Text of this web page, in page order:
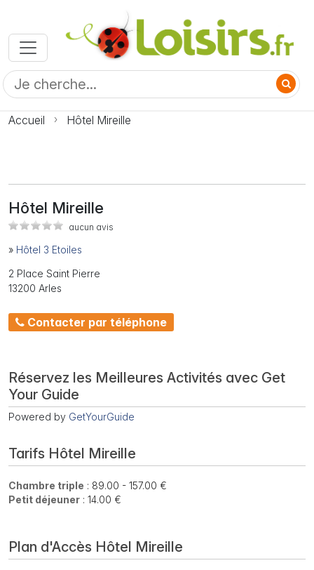
Accueil Hôtel Mireille
Hôtel Mireille
aucun avis
» Hôtel 3 Etoiles
2 Place Saint Pierre
13200 Arles
Contacter par téléphone
Réservez les Meilleures Activités avec Get
Your Guide
Powered by GetYourGuide
Tarifs Hôtel Mireille
Chambre triple : 89.00 - 157.00 €
Petit déjeuner : 14.00 €
Plan d'Accès Hôtel Mireille